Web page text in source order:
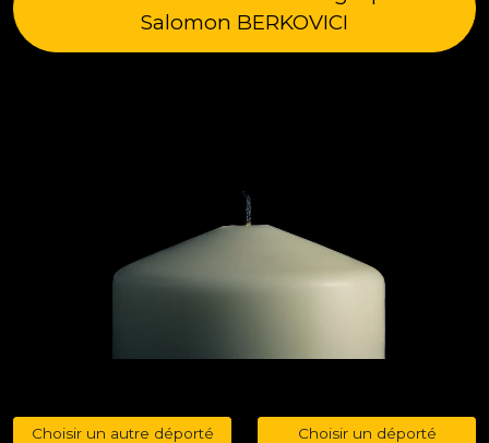
Salomon BERKOVICI
Choisir un autre déporté
Choisir un déporté